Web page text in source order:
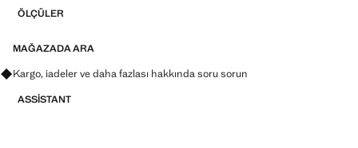
ÖLÇÜLER
MAĞAZADA ARA
Kargo, iadeler ve daha fazlası hakkında soru sorun
ASSISTANT